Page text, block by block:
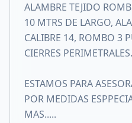
ALAMBRE TEJIDO
10 MTRS DE LARGO,
CALIBRE 14, ROMBO 3
CIERRES PERIMETRALES.
ESTAMOS PARA
POR MEDIDAS
MAS.....